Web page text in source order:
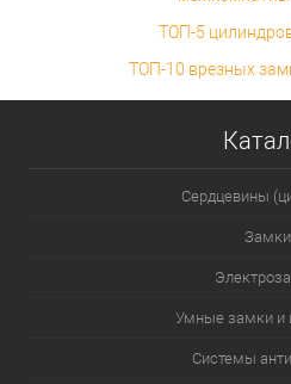
ТОП-5
ТОП-10 врезных
Сердцевины
Замки
Умные замки и
Системы